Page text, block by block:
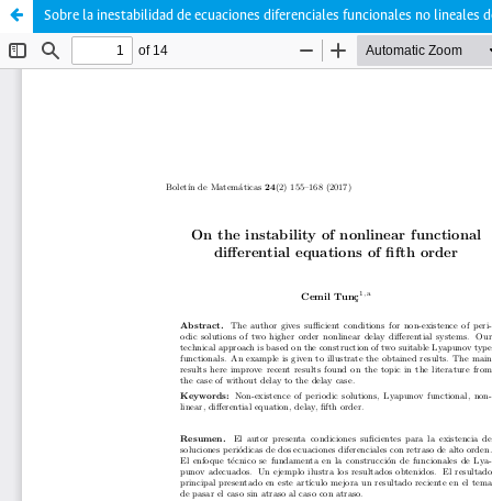
Sobre la inestabilidad de ecuaciones diferenciales funcionales no lineales